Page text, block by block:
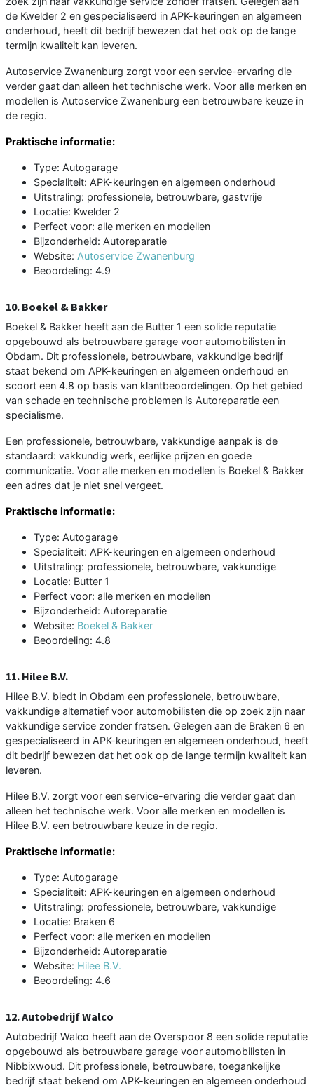
de Kwelder 2 en gespecialiseerd in APK-keuringen en algemeen
onderhoud, heeft dit bedrijf bewezen dat het ook op de lange
termijn kwaliteit kan leveren.
Autoservice Zwanenburg zorgt voor een service-ervaring die
verder gaat dan alleen het technische werk. Voor alle merken en
modellen is Autoservice Zwanenburg een betrouwbare keuze in
de regio.
Praktische informatie:
Type: Autogarage
Specialiteit: APK-keuringen en algemeen onderhoud
Uitstraling: professionele, betrouwbare, gastvrije
Locatie: Kwelder 2
Perfect voor: alle merken en modellen
Bijzonderheid: Autoreparatie
Website: Autoservice Zwanenburg
Beoordeling: 4.9
10. Boekel & Bakker
Boekel & Bakker heeft aan de Butter 1 een solide reputatie
opgebouwd als betrouwbare garage voor automobilisten in
Obdam. Dit professionele, betrouwbare, vakkundige bedrijf
staat bekend om APK-keuringen en algemeen onderhoud en
scoort een 4.8 op basis van klantbeoordelingen. Op het gebied
van schade en technische problemen is Autoreparatie een
specialisme.
Een professionele, betrouwbare, vakkundige aanpak is de
standaard: vakkundig werk, eerlijke prijzen en goede
communicatie. Voor alle merken en modellen is Boekel & Bakker
een adres dat je niet snel vergeet.
Praktische informatie:
Type: Autogarage
Specialiteit: APK-keuringen en algemeen onderhoud
Uitstraling: professionele, betrouwbare, vakkundige
Locatie: Butter 1
Perfect voor: alle merken en modellen
Bijzonderheid: Autoreparatie
Website: Boekel & Bakker
Beoordeling: 4.8
11. Hilee B.V.
Hilee B.V. biedt in Obdam een professionele, betrouwbare,
vakkundige alternatief voor automobilisten die op zoek zijn naar
vakkundige service zonder fratsen. Gelegen aan de Braken 6 en
gespecialiseerd in APK-keuringen en algemeen onderhoud, heeft
dit bedrijf bewezen dat het ook op de lange termijn kwaliteit kan
leveren.
Hilee B.V. zorgt voor een service-ervaring die verder gaat dan
alleen het technische werk. Voor alle merken en modellen is
Hilee B.V. een betrouwbare keuze in de regio.
Praktische informatie:
Type: Autogarage
Specialiteit: APK-keuringen en algemeen onderhoud
Uitstraling: professionele, betrouwbare, vakkundige
Locatie: Braken 6
Perfect voor: alle merken en modellen
Bijzonderheid: Autoreparatie
Website: Hilee B.V.
Beoordeling: 4.6
12. Autobedrijf Walco
Autobedrijf Walco heeft aan de Overspoor 8 een solide reputatie
opgebouwd als betrouwbare garage voor automobilisten in
Nibbixwoud. Dit professionele, betrouwbare, toegankelijke
bedrijf staat bekend om APK-keuringen en algemeen onderhoud